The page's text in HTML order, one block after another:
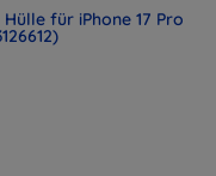
für iPhone 17 Pro